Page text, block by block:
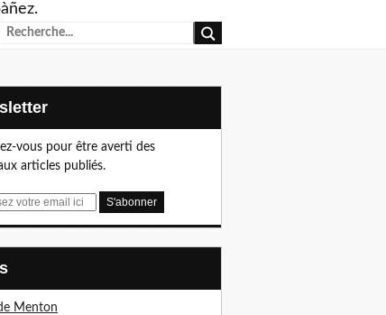
vous pour être averti des
articles publiés.
Menton